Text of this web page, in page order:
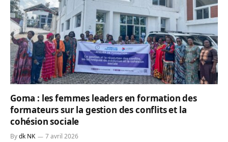
Goma : les femmes leaders en formation des
formateurs sur la gestion des conflits et la
cohésion sociale
Bydk NK 7 avril 2026